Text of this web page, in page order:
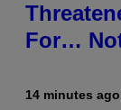
For…
14 minutes ago